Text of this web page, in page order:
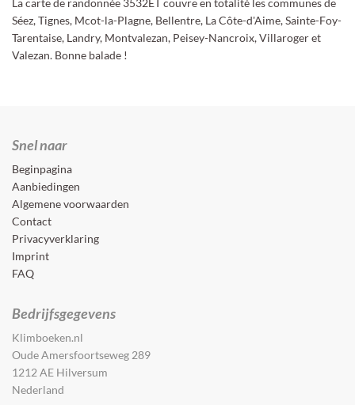
La carte de randonnée 3532ET couvre en totalité les communes de
Séez, Tignes, Mcot-la-Plagne, Bellentre, La Côte-d'Aime, Sainte-Foy-
Tarentaise, Landry, Montvalezan, Peisey-Nancroix, Villaroger et
Valezan. Bonne balade !
Snel naar
Beginpagina
Aanbiedingen
Algemene voorwaarden
Contact
Privacyverklaring
Imprint
FAQ
Bedrijfsgegevens
Klimboeken.nl
Oude Amersfoortseweg 289
1212 AE Hilversum
Nederland